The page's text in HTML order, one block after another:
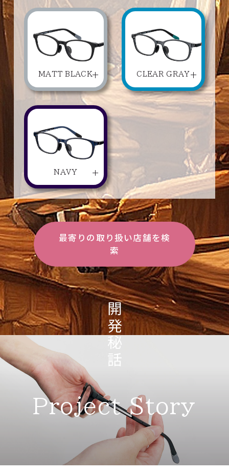
MATT BLACK CLEAR GRAY
NAVY
最寄りの取り扱い店舗を検
索
開発秘話
Project Story